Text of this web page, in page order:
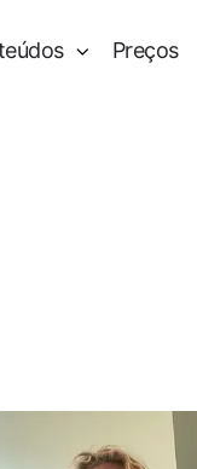
Preços